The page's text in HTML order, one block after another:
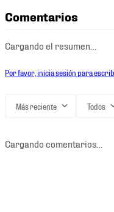
Comentarios
Cargando el resumen…
Por favor, inicia sesión para
Más reciente Todos
Cargando comentarios…